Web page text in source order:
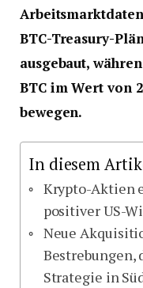
BTC-Treasury-
ausgebaut,
BTC im Wert von
bewegen.
In diesem
Krypto-Aktien
positiver US-
Neue
Bestrebungen,
Strategie in